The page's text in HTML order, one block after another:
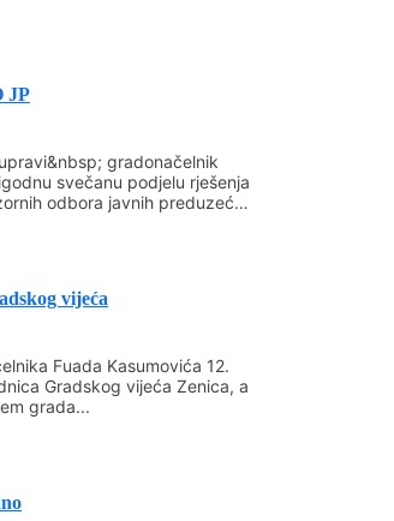
o javnim
građana, članovi
vijeća,
društva i drugi
i u Stručnoj službi
Gradskog vijeća
priznaja upućuju
JP
gradonačelnik
svečanu podjelu rješenja
odbora javnih preduzeća
vijeća
Fuada Kasumovića 12.
Gradskog vijeća Zenica, a
grada...